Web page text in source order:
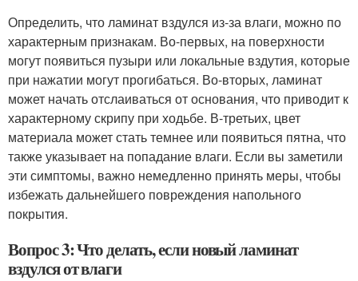
Определить, что ламинат вздулся из-за влаги, можно по
характерным признакам. Во-первых, на поверхности
могут появиться пузыри или локальные вздутия, которые
при нажатии могут прогибаться. Во-вторых, ламинат
может начать отслаиваться от основания, что приводит к
характерному скрипу при ходьбе. В-третьих, цвет
материала может стать темнее или появиться пятна, что
также указывает на попадание влаги. Если вы заметили
эти симптомы, важно немедленно принять меры, чтобы
избежать дальнейшего повреждения напольного
покрытия.
Вопрос 3: Что делать, если новый ламинат
вздулся от влаги